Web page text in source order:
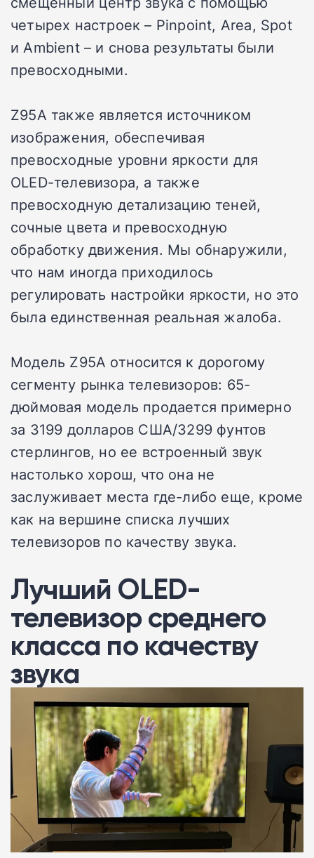
четырех настроек – Pinpoint, Area, Spot
и Ambient – ​​и снова результаты были
превосходными.
Z95A также является источником
изображения, обеспечивая
превосходные уровни яркости для
OLED-телевизора, а также
превосходную детализацию теней,
сочные цвета и превосходную
обработку движения. Мы обнаружили,
что нам иногда приходилось
регулировать настройки яркости, но это
была единственная реальная жалоба.
Модель Z95A относится к дорогому
сегменту рынка телевизоров: 65-
дюймовая модель продается примерно
за 3199 долларов США/3299 фунтов
стерлингов, но ее встроенный звук
настолько хорош, что она не
заслуживает места где-либо еще, кроме
как на вершине списка лучших
телевизоров по качеству звука.
Лучший OLED-
телевизор среднего
класса по качеству
звука